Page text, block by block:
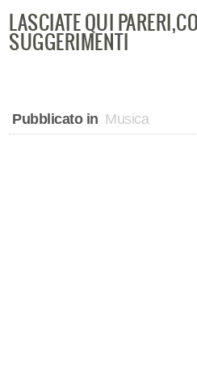
LASCIATE QUI
SUGGERIMENTI
Pubblicato in Musica